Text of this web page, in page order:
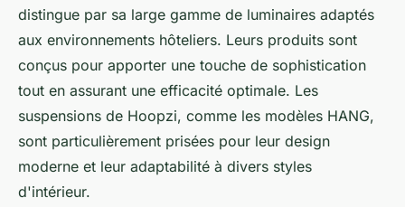
distingue par sa large gamme de luminaires adaptés
aux environnements hôteliers. Leurs produits sont
conçus pour apporter une touche de sophistication
tout en assurant une efficacité optimale. Les
suspensions de Hoopzi, comme les modèles HANG,
sont particulièrement prisées pour leur design
moderne et leur adaptabilité à divers styles
d'intérieur.